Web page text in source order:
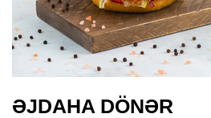
ƏJDAHA DÖNƏR